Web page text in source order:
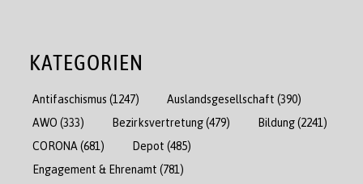
KATEGORIEN
Antifaschismus (1247) Auslandsgesellschaft (390)
AWO (333) Bezirksvertretung(479) Bildung(2241)
CORONA (681) Depot (485)
Engagement & Ehrenamt (781)